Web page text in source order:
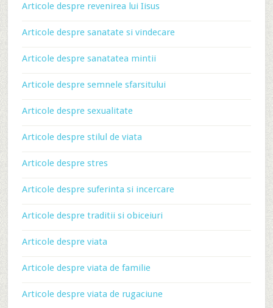
Articole despre revenirea lui Iisus
Articole despre sanatate si vindecare
Articole despre sanatatea mintii
Articole despre semnele sfarsitului
Articole despre sexualitate
Articole despre stilul de viata
Articole despre stres
Articole despre suferinta si incercare
Articole despre traditii si obiceiuri
Articole despre viata
Articole despre viata de familie
Articole despre viata de rugaciune